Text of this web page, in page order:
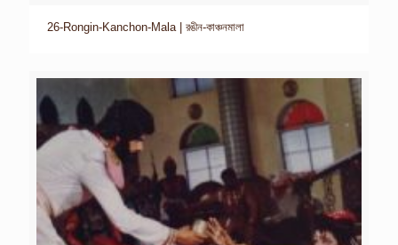
26-Rongin-Kanchon-Mala | রঙীন-কাঞ্চনমালা